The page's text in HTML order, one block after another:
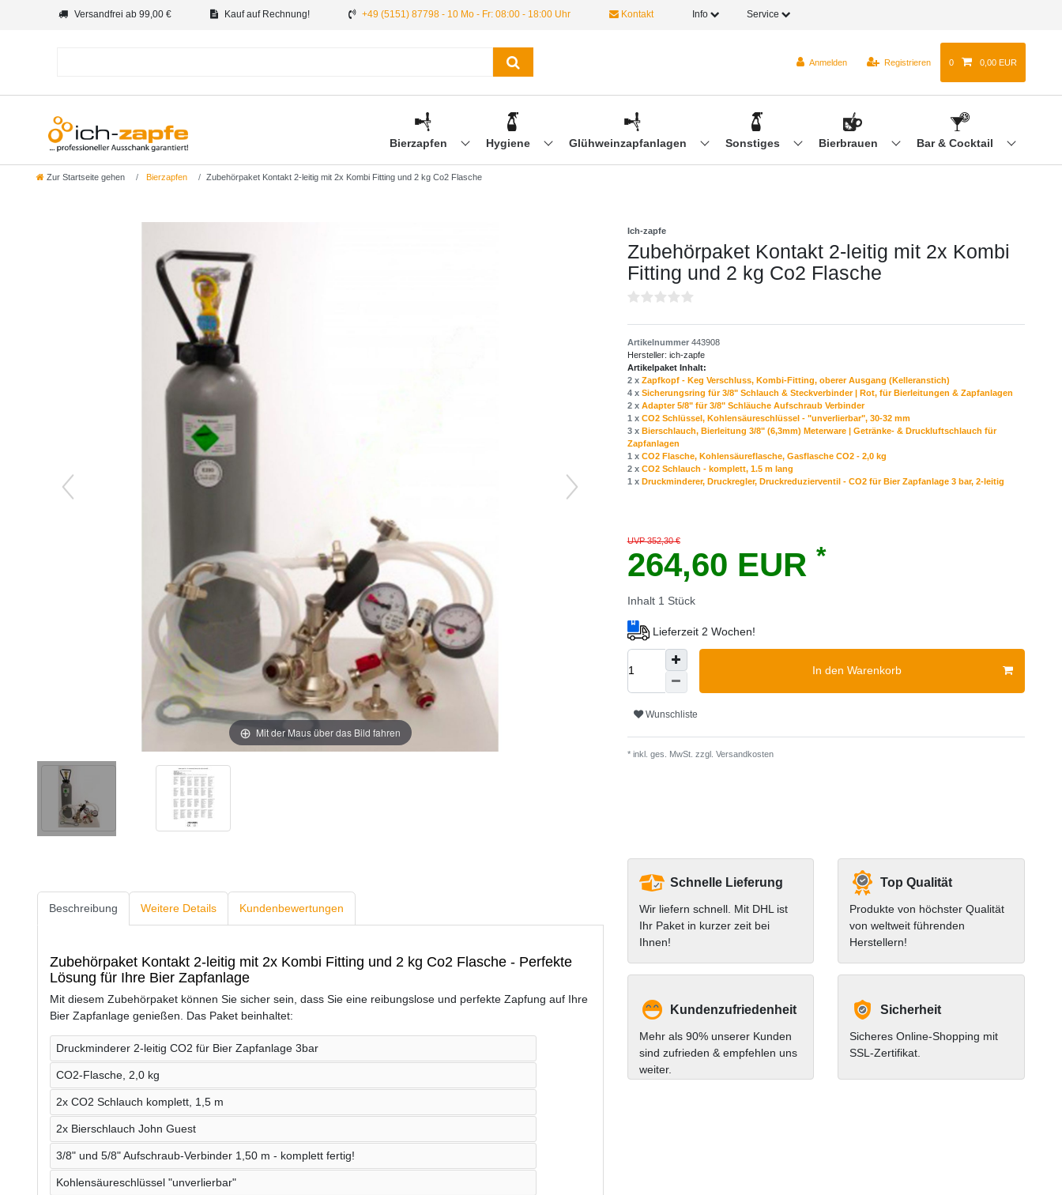
Versandfrei ab 99,00 € Kauf auf Rechnung! +49 (5151) 87798 - 10 Mo - Fr: 08:00 - 18:00 Uhr Kontakt Info Service
Anmelden Registrieren 0 0,00 EUR
Bierzapfen Hygiene Glühweinzapfanlagen Sonstiges Bierbrauen Bar & Cocktail
Zur Startseite gehen Bierzapfen Zubehörpaket Kontakt 2-leitig mit 2x Kombi Fitting und 2 kg Co2 Flasche
Mit der Maus über das Bild fahren
Ich-zapfe
Zubehörpaket Kontakt 2-leitig mit 2x Kombi
Fitting und 2 kg Co2 Flasche
Artikelnummer 443908
Hersteller: ich-zapfe
Artikelpaket Inhalt:
2 x Zapfkopf - Keg Verschluss, Kombi-Fitting, oberer Ausgang (Kelleranstich)
4 x Sicherungsring für 3/8" Schlauch & Steckverbinder | Rot, für Bierleitungen & Zapfanlagen
2 x Adapter 5/8" für 3/8" Schläuche Aufschraub Verbinder
1 x CO2 Schlüssel, Kohlensäureschlüssel - "unverlierbar", 30-32 mm
3 x Bierschlauch, Bierleitung 3/8" (6,3mm) Meterware | Getränke- & Druckluftschlauch für
Zapfanlagen
1 x CO2 Flasche, Kohlensäureflasche, Gasflasche CO2 - 2,0 kg
2 x CO2 Schlauch - komplett, 1.5 m lang
1 x Druckminderer, Druckregler, Druckreduzierventil - CO2 für Bier Zapfanlage 3 bar, 2-leitig
UVP 352,30 €
264,60 EUR *
Inhalt 1 Stück
Lieferzeit 2 Wochen!
In den Warenkorb
Wunschliste
* inkl. ges. MwSt. zzgl. Versandkosten
Beschreibung Weitere Details Kundenbewertungen
Zubehörpaket Kontakt 2-leitig mit 2x Kombi Fitting und 2 kg Co2 Flasche - Perfekte
Lösung für Ihre Bier Zapfanlage
Mit diesem Zubehörpaket können Sie sicher sein, dass Sie eine reibungslose und perfekte Zapfung auf Ihre
Bier Zapfanlage genießen. Das Paket beinhaltet:
Druckminderer 2-leitig CO2 für Bier Zapfanlage 3bar
CO2-Flasche, 2,0 kg
2x CO2 Schlauch komplett, 1,5 m
2x Bierschlauch John Guest
3/8" und 5/8" Aufschraub-Verbinder 1,50 m - komplett fertig!
Kohlensäureschlüssel "unverlierbar"
Schnelle Lieferung
Wir liefern schnell. Mit DHL ist
Ihr Paket in kurzer zeit bei
Ihnen!
Top Qualität
Produkte von höchster Qualität
von weltweit führenden
Herstellern!
Kundenzufriedenheit
Mehr als 90% unserer Kunden
sind zufrieden & empfehlen uns
weiter.
Sicherheit
Sicheres Online-Shopping mit
SSL-Zertifikat.